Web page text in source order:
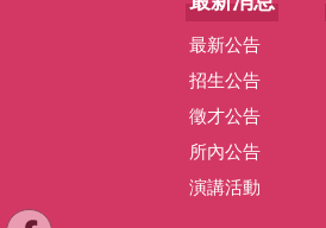
最新公告
招生公告
徵才公告
所內公告
演講活動